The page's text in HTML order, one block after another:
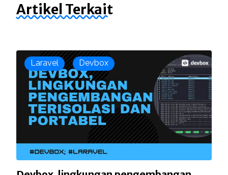
Artikel Terkait
Laravel Devbox